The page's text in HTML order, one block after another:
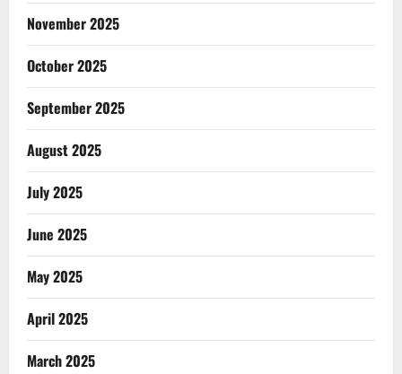
November 2025
October 2025
September 2025
August 2025
July 2025
June 2025
May 2025
April 2025
March 2025